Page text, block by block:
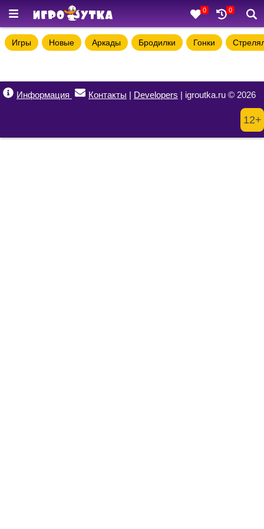
0 0
Игры Новые Аркады Бродилки Гонки
Информация Контакты | Developers | igroutka.ru © 2026
12+